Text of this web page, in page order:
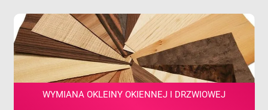
WYMIANA OKLEINY OKIENNEJ I DRZWIOWEJ